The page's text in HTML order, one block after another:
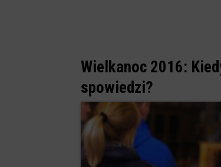
Wielkanoc 2016:
spowiedzi?